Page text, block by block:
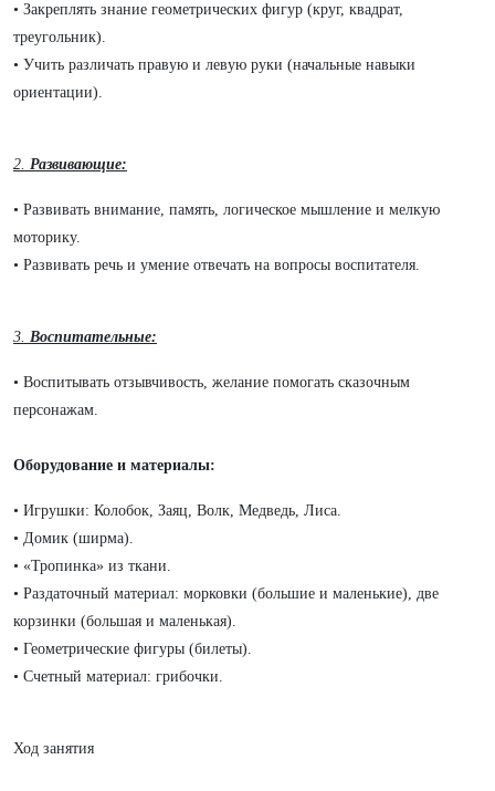
• Закреплять знание геометрических фигур (круг, квадрат,
треугольник).
• Учить различать правую и левую руки (начальные навыки
ориентации).
2. Развивающие:
• Развивать внимание, память, логическое мышление и мелкую
моторику.
• Развивать речь и умение отвечать на вопросы воспитателя.
3. Воспитательные:
• Воспитывать отзывчивость, желание помогать сказочным
персонажам.
Оборудование и материалы:
• Игрушки: Колобок, Заяц, Волк, Медведь, Лиса.
• Домик (ширма).
• «Тропинка» из ткани.
• Раздаточный материал: морковки (большие и маленькие), две
корзинки (большая и маленькая).
• Геометрические фигуры (билеты).
• Счетный материал: грибочки.
Ход занятия